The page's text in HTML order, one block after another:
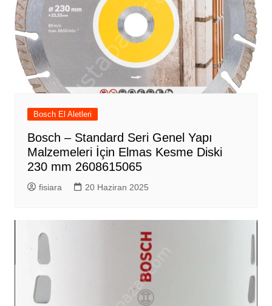
Bosch El Aletleri
Bosch – Standard Seri Genel Yapı
Malzemeleri İçin Elmas Kesme Diski
230 mm 2608615065
fisiara 20 Haziran 2025